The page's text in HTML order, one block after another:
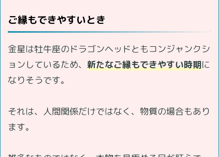
ご縁もできやすいとき
金星は牡牛座のドラゴンヘッドともコンジャンクシ
ョンしているため、 新たなご縁もできやすい時期に
なりそうです。
それは、人間関係だけではなく、物質の場合もあり
ます。